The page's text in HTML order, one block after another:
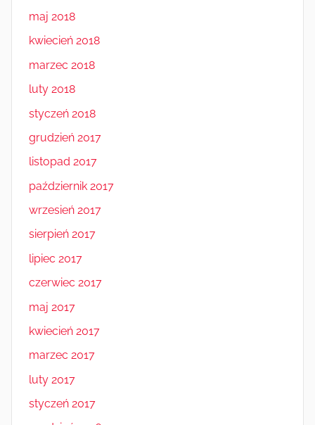
maj 2018
kwiecień 2018
marzec 2018
luty 2018
styczeń 2018
grudzień 2017
listopad 2017
październik 2017
wrzesień 2017
sierpień 2017
lipiec 2017
czerwiec 2017
maj 2017
kwiecień 2017
marzec 2017
luty 2017
styczeń 2017